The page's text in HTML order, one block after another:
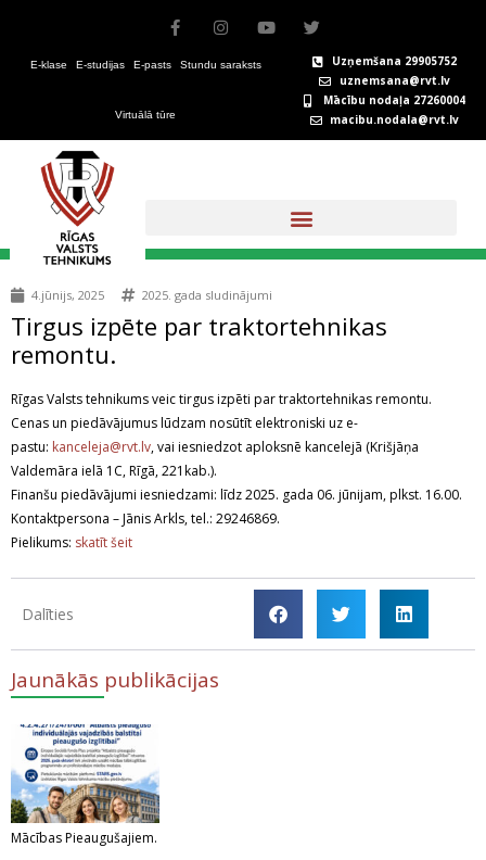
content
F
a
c
e
o
o
k
I
s
t
a
Y T
i
t
e
r
E-klase E-studijas E-pasts Stundu saraksts
Virtuālā tūre
Uzņemšana 29905752
uznemsana@rvt.lv
Mācību nodaļa 27260004
macibu.nodala@rvt.lv
4.jūnijs, 2025 2025. gada sludinājumi
Tirgus izpēte par traktortehnikas
remontu.
Rīgas Valsts tehnikums veic tirgus izpēti par traktortehnikas remontu.
Cenas un piedāvājumus lūdzam nosūtīt elektroniski uz e-
pastu: kanceleja@rvt.lv, vai iesniedzot aploksnē kancelejā (Krišjāņa
Valdemāra ielā 1C, Rīgā, 221kab.).
Finanšu piedāvājumi iesniedzami: līdz 2025. gada 06. jūnijam, plkst. 16.00.
Kontaktpersona – Jānis Arkls, tel.: 29246869.
Pielikums: skatīt šeit
Dalīties
Jaunākās publikācijas
Mācības Pieaugušajiem.